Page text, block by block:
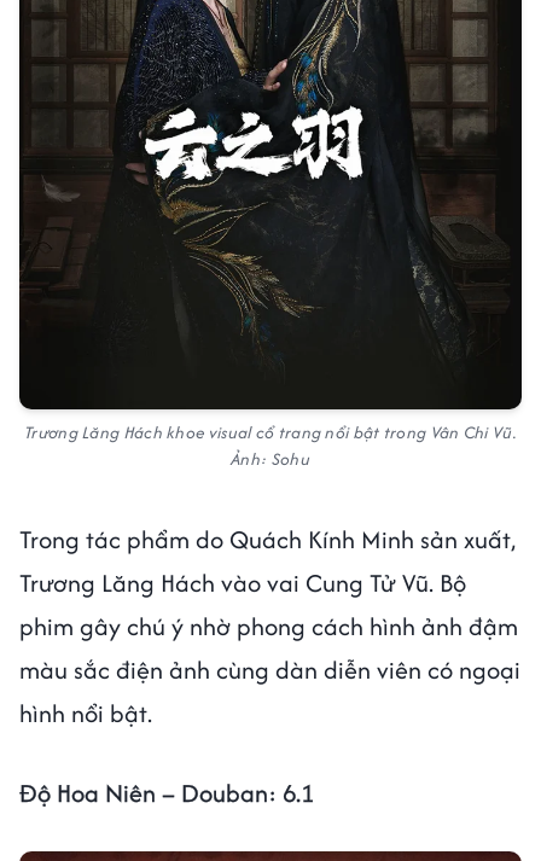
Trương Lăng Hách khoe visual cổ trang nổi bật trong Vân Chi Vũ.
Ảnh: Sohu
Trong tác phẩm do Quách Kính Minh sản xuất,
Trương Lăng Hách vào vai Cung Tử Vũ. Bộ
phim gây chú ý nhờ phong cách hình ảnh đậm
màu sắc điện ảnh cùng dàn diễn viên có ngoại
hình nổi bật.
Độ Hoa Niên – Douban: 6.1